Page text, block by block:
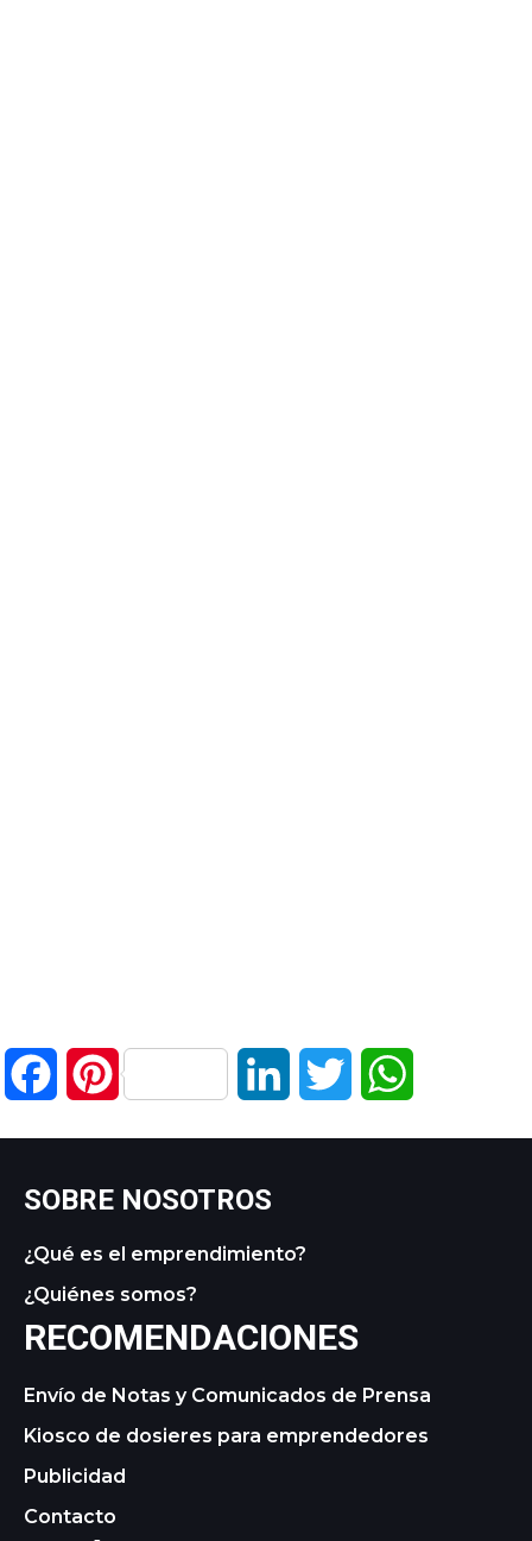
FacebookPinterest LinkedIn Twitter
SOBRE NOSOTROS
¿Qué es el emprendimiento?
¿Quiénes somos?
RECOMENDACIONES
Envío de Notas y Comunicados de Prensa
Kiosco de dosieres para emprendedores
Publicidad
Contacto